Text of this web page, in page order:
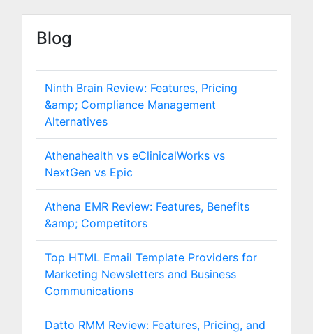
Blog
Ninth Brain Review: Features, Pricing
&amp; Compliance Management
Alternatives
Athenahealth vs eClinicalWorks vs
NextGen vs Epic
Athena EMR Review: Features, Benefits
&amp; Competitors
Top HTML Email Template Providers for
Marketing Newsletters and Business
Communications
Datto RMM Review: Features, Pricing, and